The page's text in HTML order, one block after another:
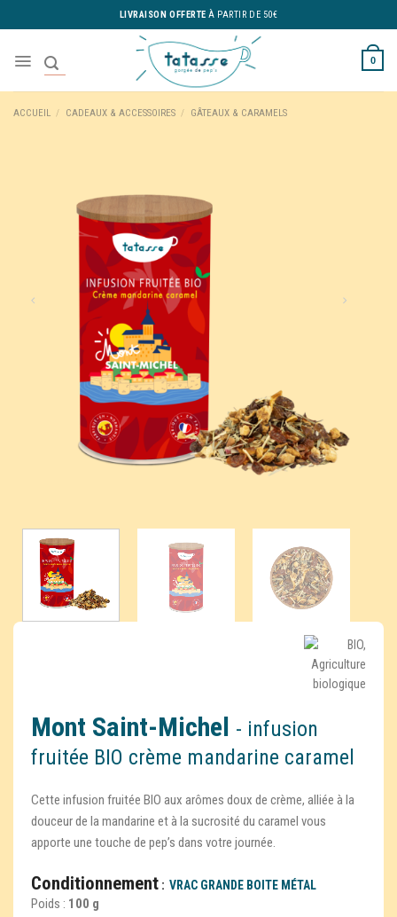
to
LIVRAISON OFFERTE À PARTIR DE 50€
0
ACCUEIL / CADEAUX & ACCESSOIRES / GÂTEAUX & CARAMELS
Mont Saint-Michel - infusion
fruitée BIO crème mandarine caramel
Cette infusion fruitée BIO aux arômes doux de crème, alliée à la
douceur de la mandarine et à la sucrosité du caramel vous
apporte une touche de pep’s dans votre journée.
Conditionnement VRAC GRANDE BOITE MÉTAL
Poids : 100 g